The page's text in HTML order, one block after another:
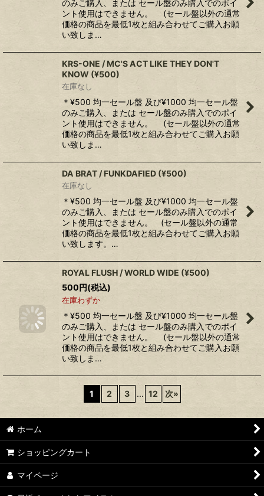
のみご購入、または セール盤のみ購入でのポイ
ント使用はできません。 (セール盤以外の通常
価格の商品を最低1枚と組み合わせてご購入お願
い致しま…
KRS-ONE / MC'S ACT LIKE THEY DON'T
KNOW (¥500)
在庫なし
＊¥500 均一セール盤 及び¥1000 均一セール盤
のみご購入、または セール盤のみ購入でのポイ
ント使用はできません。 (セール盤以外の通常
価格の商品を最低1枚と組み合わせてご購入お願
い致しま…
DA BRAT / FUNKDAFIED (¥500)
在庫なし
＊¥500 均一セール盤 及び¥1000 均一セール盤
のみご購入、または セール盤のみ購入でのポイ
ント使用はできません。 (セール盤以外の通常
価格の商品を最低1枚と組み合わせてご購入お願
い致します。…
ROYAL FLUSH / WORLD WIDE (¥500)
500円(税込)
在庫わずか
＊¥500 均一セール盤 及び¥1000 均一セール盤
のみご購入、または セール盤のみ購入でのポイ
ント使用はできません。 (セール盤以外の通常
価格の商品を最低1枚と組み合わせてご購入お願
い致しま…
1 2 3 ... 12 次»
ホーム
ショッピングカート
マイページ